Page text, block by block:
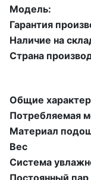
Общие
Потребляемая
Материал
Вес
Система
Постоянный пар
Модель:
Гарантия
Наличие на
Страна